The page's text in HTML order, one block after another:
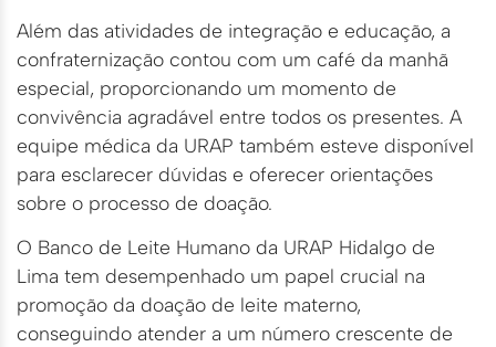
Além das atividades de integração e educação, a
confraternização contou com um café da manhã
especial, proporcionando um momento de
convivência agradável entre todos os presentes. A
equipe médica da URAP também esteve disponível
para esclarecer dúvidas e oferecer orientações
sobre o processo de doação.
O Banco de Leite Humano da URAP Hidalgo de
Lima tem desempenhado um papel crucial na
promoção da doação de leite materno,
conseguindo atender a um número crescente de